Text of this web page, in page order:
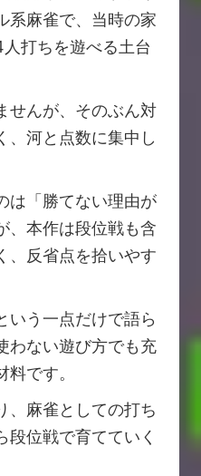
系麻雀で、当時の家
打ちを遊べる土台
せんが、そのぶん対
、河と点数に集中し
は「勝てない理由が
、本作は段位戦も含
、反省点を拾いやす
いう一点だけで語ら
わない遊び方でも充
です。
、麻雀としての打ち
段位戦で育てていく